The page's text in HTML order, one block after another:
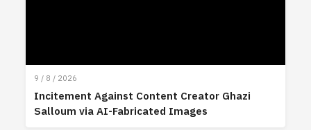
9 / 8 / 2026
Incitement Against Content Creator Ghazi
Salloum via AI-Fabricated Images